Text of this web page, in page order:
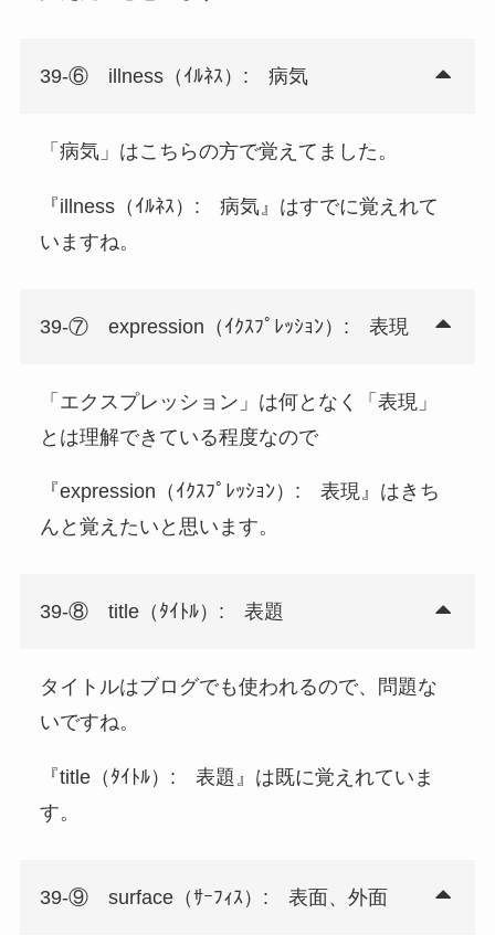
39-⑥ illness（ｲﾙﾈｽ）: 病気
「病気」はこちらの方で覚えてました。
『illness（ｲﾙﾈｽ）: 病気』はすでに覚えれて
いますね。
39-⑦ expression（ｲｸｽﾌﾟﾚｯｼｮﾝ）: 表現
「エクスプレッション」は何となく「表現」
とは理解できている程度なので
『expression（ｲｸｽﾌﾟﾚｯｼｮﾝ）: 表現』はきち
んと覚えたいと思います。
39-⑧ title（ﾀｲﾄﾙ）: 表題
タイトルはブログでも使われるので、問題な
いですね。
『title（ﾀｲﾄﾙ）: 表題』は既に覚えれていま
す。
39-⑨ surface（ｻｰﾌｨｽ）: 表面、外面